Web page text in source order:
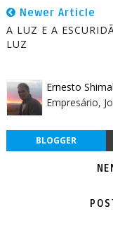
Newer Article
A LUZ E A
LUZ
Ernesto
Empresário,
BLOGGER